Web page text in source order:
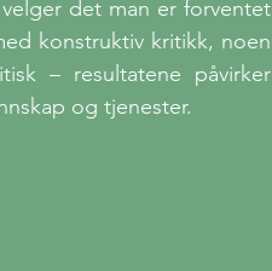
det man er forventet
konstruktiv kritikk, noen
– resultatene påvirker
og tjenester.